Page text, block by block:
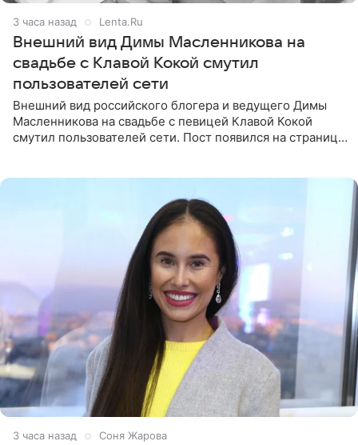
3 часа назад Lenta.Ru
Внешний вид Димы Масленникова на
свадьбе с Клавой Кокой смутил
пользователей сети
Внешний вид российского блогера и ведущего Димы
Масленникова на свадьбе с певицей Клавой Кокой
смутил пользователей сети. Пост появился на странице
3 часа назад Соня Жарова